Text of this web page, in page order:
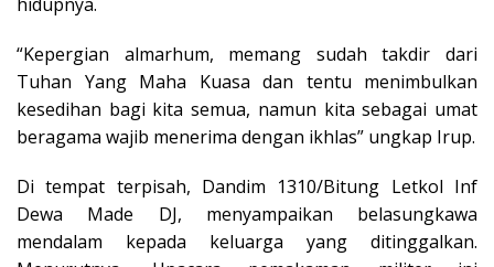
“Kepergian almarhum, memang sudah takdir dari
Tuhan Yang Maha Kuasa dan tentu menimbulkan
kesedihan bagi kita semua, namun kita sebagai umat
beragama wajib menerima dengan ikhlas” ungkap Irup.
Di tempat terpisah, Dandim 1310/Bitung Letkol Inf
Dewa Made DJ, menyampaikan belasungkawa
mendalam kepada keluarga yang ditinggalkan.